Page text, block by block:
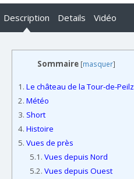
Description Details Vidéo
Sommaire [masquer]
1. Le château de la Tour-de-Peilz
2. Météo
3. Short
4. Histoire
5. Vues de près
5.1. Vues depuis Nord
5.2. Vues depuis Ouest